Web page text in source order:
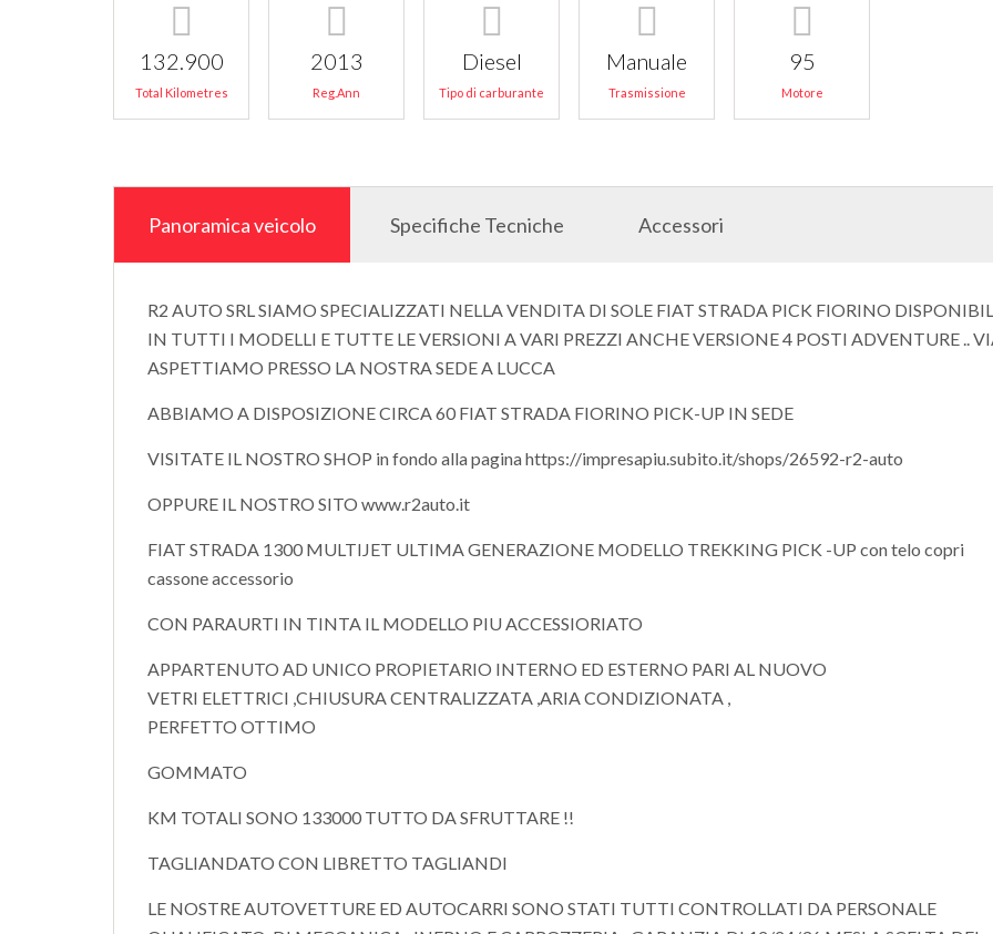
132.900
Total Kilometres
2013
Reg.Ann
Diesel
Tipo di carburante
Manuale
Trasmissione
95
Motore
Panoramica veicolo Specifiche Tecniche Accessori
R2 AUTO SRL SIAMO SPECIALIZZATI NELLA VENDITA DI SOLE FIAT STRADA PICK FIORINO
IN TUTTI I MODELLI E TUTTE LE VERSIONI A VARI PREZZI ANCHE VERSIONE 4 POSTI ADVENTURE ..
ASPETTIAMO PRESSO LA NOSTRA SEDE A LUCCA
ABBIAMO A DISPOSIZIONE CIRCA 60 FIAT STRADA FIORINO PICK-UP IN SEDE
VISITATE IL NOSTRO SHOP in fondo alla pagina https://impresapiu.subito.it/shops/26592-r2-auto
OPPURE IL NOSTRO SITO www.r2auto.it
FIAT STRADA 1300 MULTIJET ULTIMA GENERAZIONE MODELLO TREKKING PICK -UP con telo copri
cassone accessorio
CON PARAURTI IN TINTA IL MODELLO PIU ACCESSIORIATO
APPARTENUTO AD UNICO PROPIETARIO INTERNO ED ESTERNO PARI AL NUOVO
VETRI ELETTRICI ,CHIUSURA CENTRALIZZATA ,ARIA CONDIZIONATA ,
PERFETTO OTTIMO
GOMMATO
KM TOTALI SONO 133000 TUTTO DA SFRUTTARE !!
TAGLIANDATO CON LIBRETTO TAGLIANDI
LE NOSTRE AUTOVETTURE ED AUTOCARRI SONO STATI TUTTI CONTROLLATI DA PERSONALE